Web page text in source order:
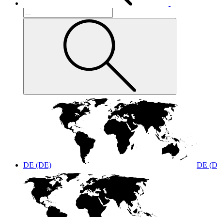
DE (DE) DE